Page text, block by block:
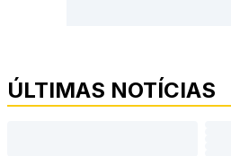
ÚLTIMAS NOTÍCIAS